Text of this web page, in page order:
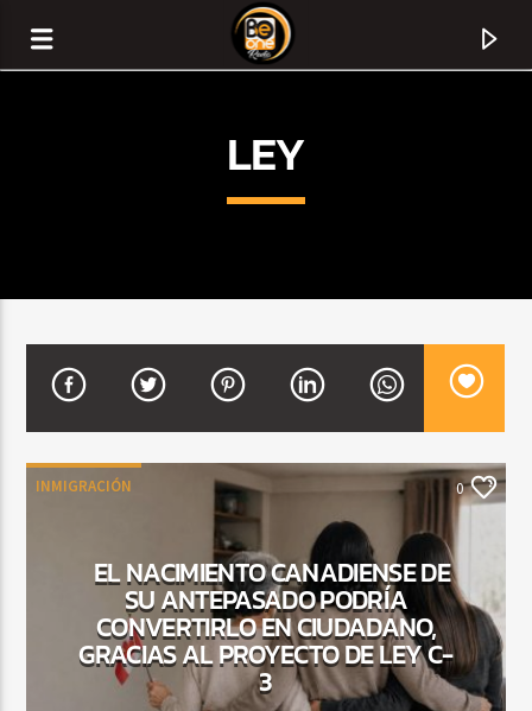
TITLE
CURRENT SHOW
BALADAS Y VALLENATO
3:00 PM 5:00 PM
LEY
INMIGRACIÓN 0
EL NACIMIENTO CANADIENSE DE
SU ANTEPASADO PODRÍA
CONVERTIRLO EN CIUDADANO,
GRACIAS AL PROYECTO DE LEY C-
3